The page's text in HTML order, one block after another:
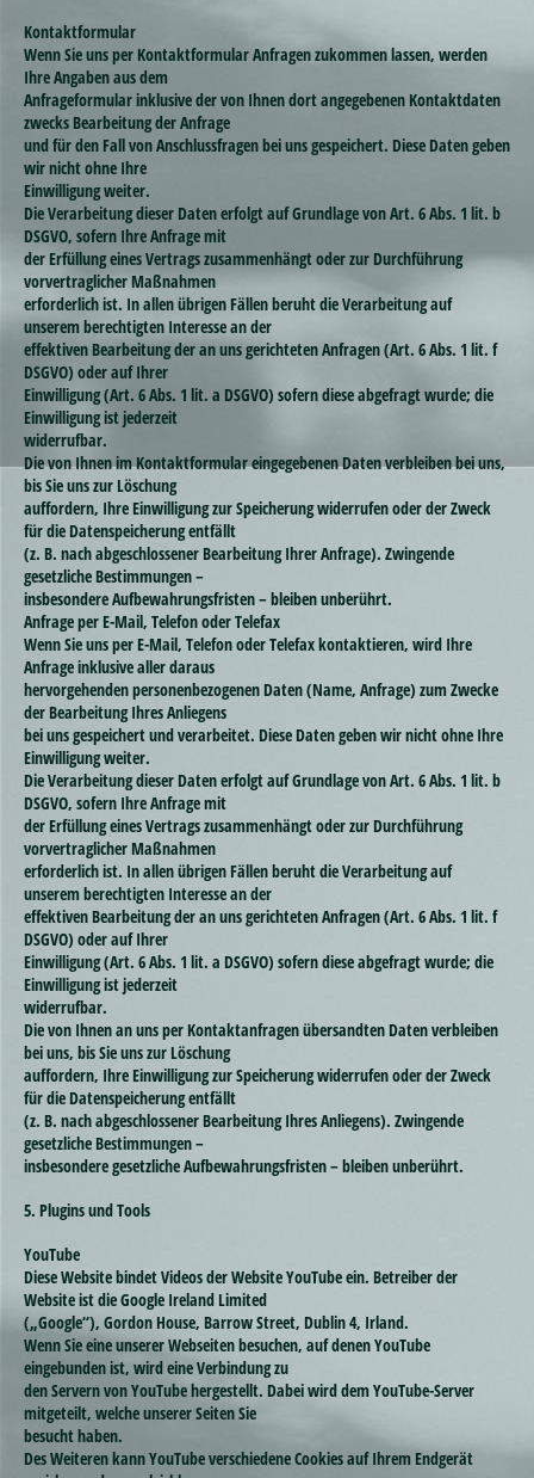
Kontaktformular
Wenn Sie uns per Kontaktformular Anfragen zukommen lassen, werden
Ihre Angaben aus dem
Anfrageformular inklusive der von Ihnen dort angegebenen Kontaktdaten
zwecks Bearbeitung der Anfrage
und für den Fall von Anschlussfragen bei uns gespeichert. Diese Daten geben
wir nicht ohne Ihre
Einwilligung weiter.
Die Verarbeitung dieser Daten erfolgt auf Grundlage von Art. 6 Abs. 1 lit. b
DSGVO, sofern Ihre Anfrage mit
der Erfüllung eines Vertrags zusammenhängt oder zur Durchführung
vorvertraglicher Maßnahmen
erforderlich ist. In allen übrigen Fällen beruht die Verarbeitung auf
unserem berechtigten Interesse an der
effektiven Bearbeitung der an uns gerichteten Anfragen (Art. 6 Abs. 1 lit. f
DSGVO) oder auf Ihrer
Einwilligung (Art. 6 Abs. 1 lit. a DSGVO) sofern diese abgefragt wurde; die
Einwilligung ist jederzeit
widerrufbar.
Die von Ihnen im Kontaktformular eingegebenen Daten verbleiben bei uns,
bis Sie uns zur Löschung
auffordern, Ihre Einwilligung zur Speicherung widerrufen oder der Zweck
für die Datenspeicherung entfällt
(z. B. nach abgeschlossener Bearbeitung Ihrer Anfrage). Zwingende
gesetzliche Bestimmungen –
insbesondere Aufbewahrungsfristen – bleiben unberührt.
Anfrage per E-Mail, Telefon oder Telefax
Wenn Sie uns per E-Mail, Telefon oder Telefax kontaktieren, wird Ihre
Anfrage inklusive aller daraus
hervorgehenden personenbezogenen Daten (Name, Anfrage) zum Zwecke
der Bearbeitung Ihres Anliegens
bei uns gespeichert und verarbeitet. Diese Daten geben wir nicht ohne Ihre
Einwilligung weiter.
Die Verarbeitung dieser Daten erfolgt auf Grundlage von Art. 6 Abs. 1 lit. b
DSGVO, sofern Ihre Anfrage mit
der Erfüllung eines Vertrags zusammenhängt oder zur Durchführung
vorvertraglicher Maßnahmen
erforderlich ist. In allen übrigen Fällen beruht die Verarbeitung auf
unserem berechtigten Interesse an der
effektiven Bearbeitung der an uns gerichteten Anfragen (Art. 6 Abs. 1 lit. f
DSGVO) oder auf Ihrer
Einwilligung (Art. 6 Abs. 1 lit. a DSGVO) sofern diese abgefragt wurde; die
Einwilligung ist jederzeit
widerrufbar.
Die von Ihnen an uns per Kontaktanfragen übersandten Daten verbleiben
bei uns, bis Sie uns zur Löschung
auffordern, Ihre Einwilligung zur Speicherung widerrufen oder der Zweck
für die Datenspeicherung entfällt
(z. B. nach abgeschlossener Bearbeitung Ihres Anliegens). Zwingende
gesetzliche Bestimmungen –
insbesondere gesetzliche Aufbewahrungsfristen – bleiben unberührt.
5. Plugins und Tools
YouTube
Diese Website bindet Videos der Website YouTube ein. Betreiber der
Website ist die Google Ireland Limited
(„Google“), Gordon House, Barrow Street, Dublin 4, Irland.
Wenn Sie eine unserer Webseiten besuchen, auf denen YouTube
eingebunden ist, wird eine Verbindung zu
den Servern von YouTube hergestellt. Dabei wird dem YouTube-Server
mitgeteilt, welche unserer Seiten Sie
besucht haben.
Des Weiteren kann YouTube verschiedene Cookies auf Ihrem Endgerät